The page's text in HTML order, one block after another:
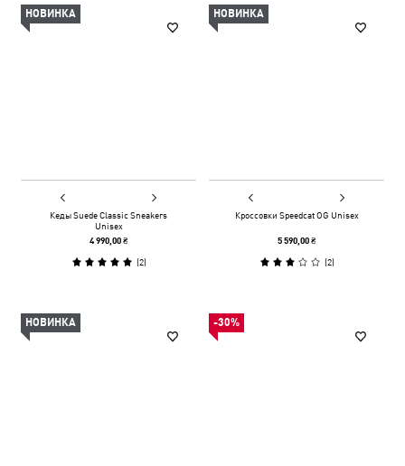
НОВИНКА
Кеды Suede Classic Sneakers
Unisex
4 990,00 ₴
(2)
НОВИНКА
Кроссовки Speedcat OG Unisex
5 590,00 ₴
(2)
НОВИНКА -30%